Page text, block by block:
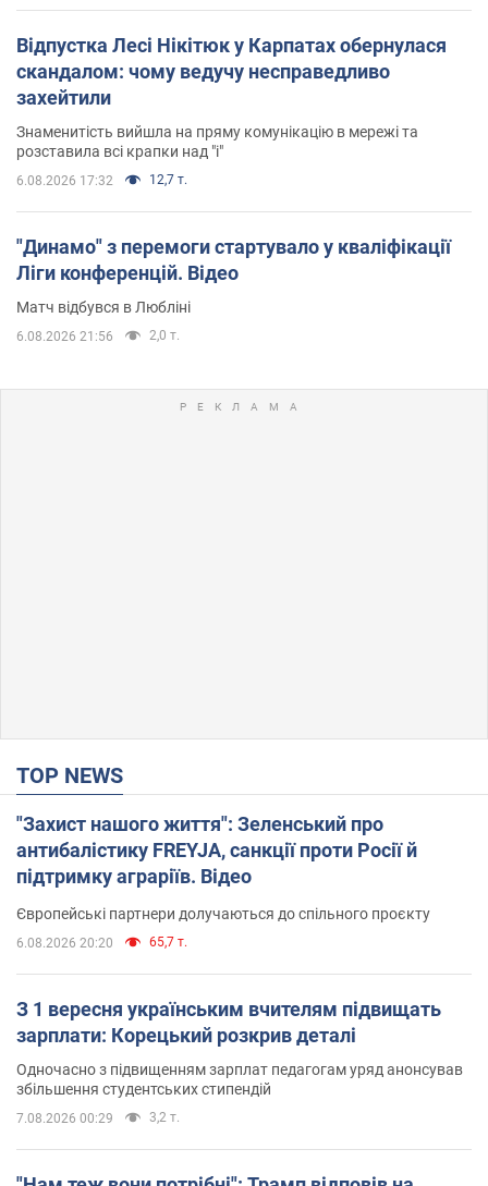
Відпустка Лесі Нікітюк у Карпатах обернулася
скандалом: чому ведучу несправедливо
захейтили
Знаменитість вийшла на пряму комунікацію в мережі та
розставила всі крапки над "і"
6.08.2026 17:32 12,7 т.
"Динамо" з перемоги стартувало у кваліфікації
Ліги конференцій. Відео
Матч відбувся в Любліні
6.08.2026 21:56 2,0 т.
TOP NEWS
"Захист нашого життя": Зеленський про
антибалістику FREYJA, санкції проти Росії й
підтримку аграріїв. Відео
Європейські партнери долучаються до спільного проєкту
6.08.2026 20:20 65,7 т.
З 1 вересня українським вчителям підвищать
зарплати: Корецький розкрив деталі
Одночасно з підвищенням зарплат педагогам уряд анонсував
збільшення студентських стипендій
7.08.2026 00:29 3,2 т.